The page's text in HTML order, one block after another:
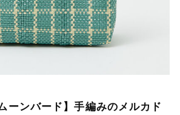
ーンバード】手編みのメルカド